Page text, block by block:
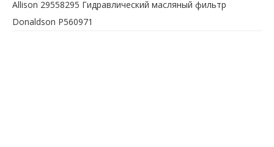
Allison 29558295 Гидравлический масляный фильтр
Donaldson P560971